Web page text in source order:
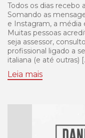
Todos os dias recebo
Somando as
e Instagram, a média
Muitas pessoas
seja assessor,
profissional ligado a
italiana (e até outras)
Leia mais